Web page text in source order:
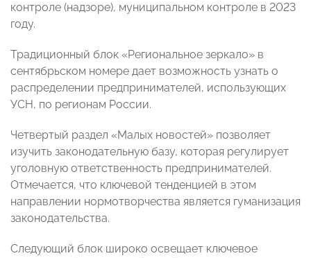
контроле (надзоре), муниципальном контроле в 2023
году.
Традиционный блок «Региональное зеркало» в
сентябрьском номере дает возможность узнать о
распределении предпринимателей, использующих
УСН, по регионам России.
Четвертый раздел «Малых новостей» позволяет
изучить законодательную базу, которая регулирует
уголовную ответственность предпринимателей.
Отмечается, что ключевой тенденцией в этом
направлении нормотворчества является гуманизация
законодательства.
Следующий блок широко освещает ключевое